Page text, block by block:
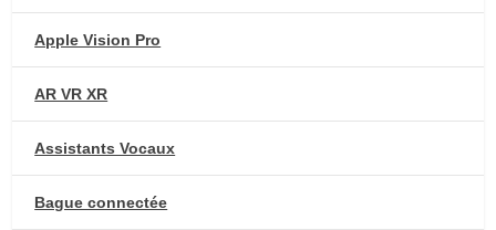
Apple Vision Pro
AR VR XR
Assistants Vocaux
Bague connectée